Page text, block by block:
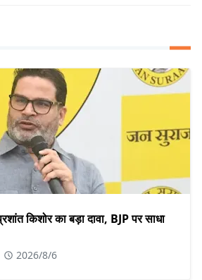
किशोर का बड़ा दावा, BJP पर साधा
2026/8/6